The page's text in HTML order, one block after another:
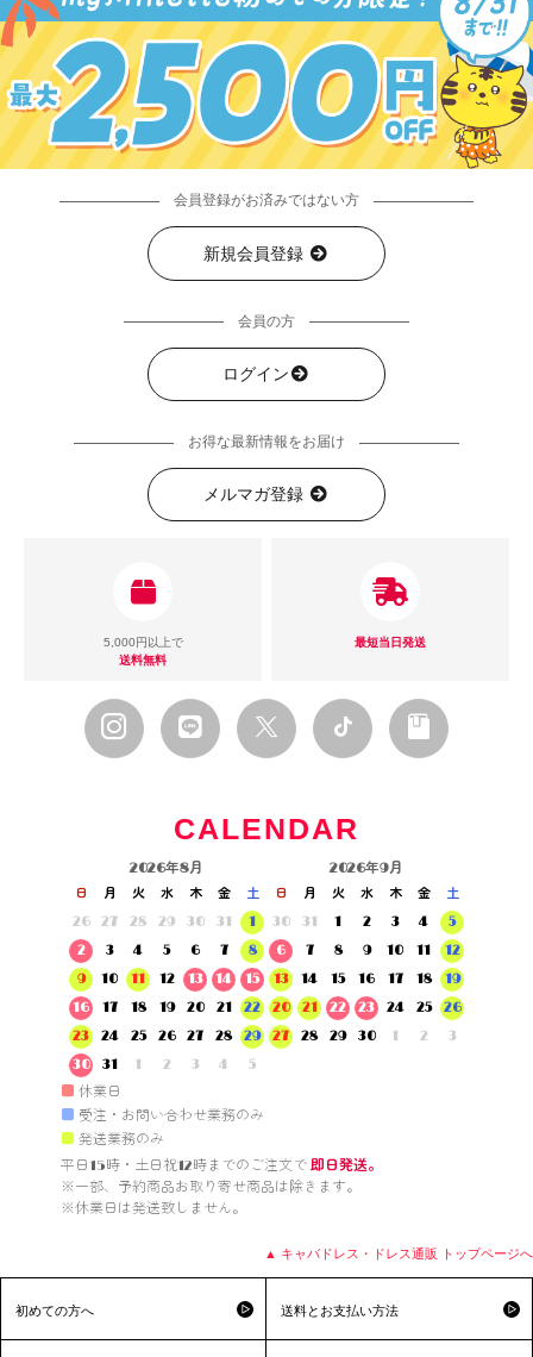
会員登録がお済みではない方
新規会員登録
会員の方
ログイン
お得な最新情報をお届け
メルマガ登録
5,000円以上で
送料無料
最短当日発送
CALENDAR
2026年8月
日 月 火 水 木 金
土
26
27 28 29 30 31
1
2
3 4 5 6 7
8
9
10 11 12 13 14
15
16
17 18 19 20 21
22
23
24 25 26 27 28
29
30
31 1 2 3 4 5
2026年9月
日 月 火 水 木 金
土
30
31 1 2 3 4
5
6
7 8 9 10 11
12
13
14 15 16 17 18
19
20
21 22 23 24 25
26
27
28 29 30 1 2 3
■ 休業日
■ 受注・お問い合わせ業務のみ
■ 発送業務のみ
平日15時・土日祝12時までのご注文で 即日発送。
※一部、予約商品お取り寄せ商品は除きます。
※休業日は発送致しません。
▲ キャバドレス・ドレス通販 トップページへ
初めての方へ 送料とお支払い方法